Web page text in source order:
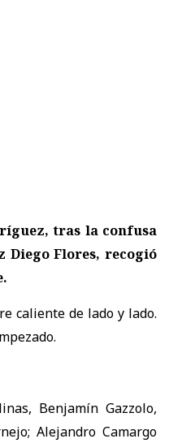
tras la confusa
Diego Flores, recogió
caliente de lado y lado.
Benjamín Gazzolo,
Alejandro Camargo